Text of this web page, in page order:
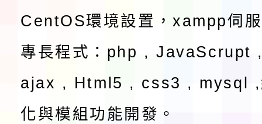
CentOS環境設置，xampp伺
專長程式：php , JavaScrupt
ajax , Html5 , css3 , mysql ,
化與模組功能開發。